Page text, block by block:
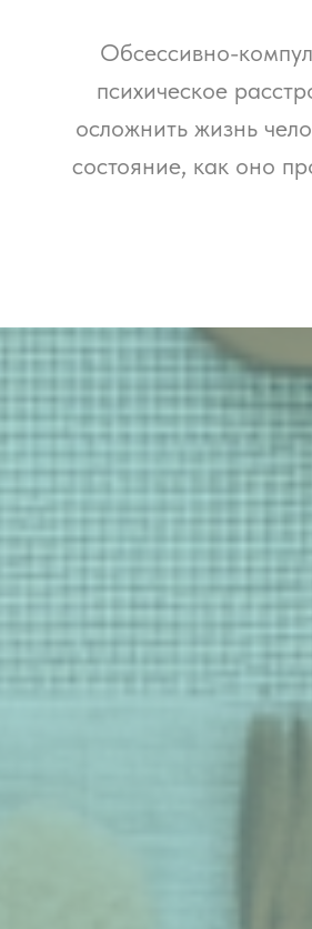
Обсессивно-
психическое
осложнить жизнь
состояние, как оно